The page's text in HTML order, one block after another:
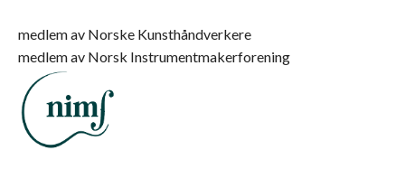
medlem av Norske Kunsthåndverkere
medlem av Norsk Instrumentmakerforening